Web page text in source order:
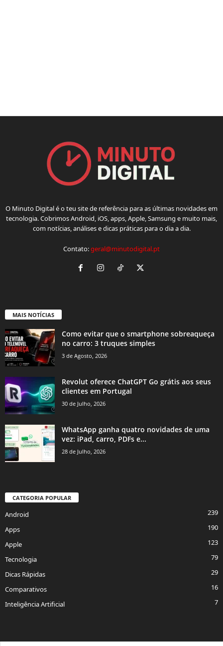
O Minuto Digital é o teu site de referência para as últimas novidades em
tecnologia. Cobrimos Android, iOS, apps, Apple, Samsung e muito mais,
com notícias, análises e dicas práticas para o dia a dia.
Contato:geral@minutodigital.pt
MAIS NOTÍCIAS
Como evitar que o smartphone sobreaqueça
no carro: 3 truques simples
3 de Agosto, 2026
Revolut oferece ChatGPT Go grátis aos seus
clientes em Portugal
30 de Julho, 2026
WhatsApp ganha quatro novidades de uma
vez: iPad, carro, PDFs e...
28 de Julho, 2026
CATEGORIA POPULAR
Android
239
Apps
190
Apple
123
Tecnologia
79
Dicas Rápidas
29
Comparativos
16
Inteligência Artificial
7